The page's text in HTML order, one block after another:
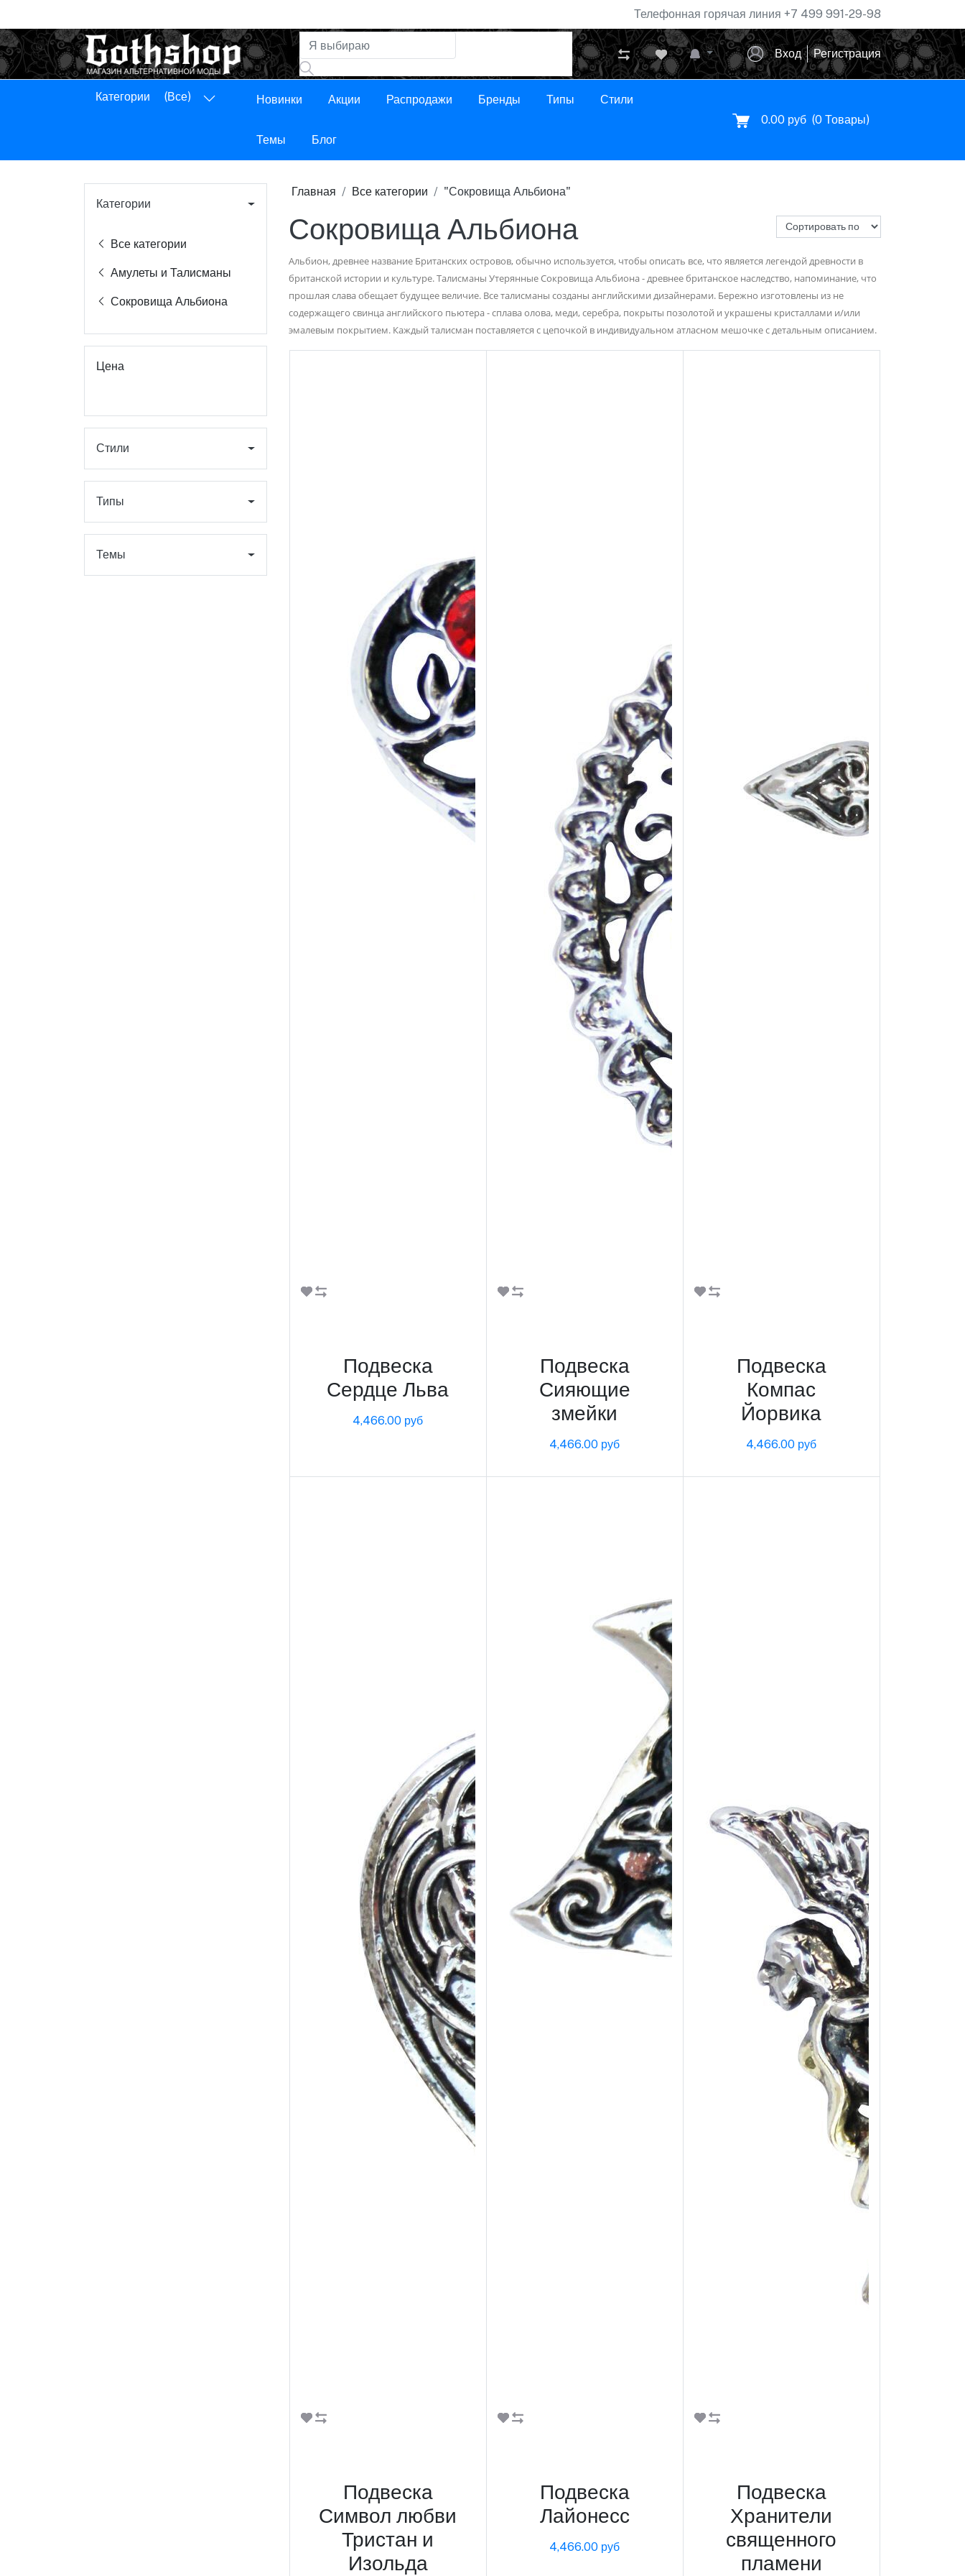
Телефонная горячая линия +7 499 991-29-98
Вход Регистрация
Панель управления
Категории (Все) Новинки Акции Распродажи Бренды Типы Стили
Темы Блог
0.00 руб (0 Товары)
Категории
Все категории
Амулеты и Талисманы
Сокровища Альбиона
Цена
Стили
Типы
Темы
Главная Все категории "Сокровища Альбиона"
Сокровища Альбиона
Альбион, древнее название Британских островов, обычно используется, чтобы описать все, что является легендой древности в
британской истории и культуре. Талисманы Утерянные Сокровища Альбиона - древнее британское наследство, напоминание, что
прошлая слава обещает будущее величие. Все талисманы созданы английскими дизайнерами. Бережно изготовлены из не
содержащего свинца английского пьютера - сплава олова, меди, серебра, покрыты позолотой и украшены кристаллами и/или
эмалевым покрытием. Каждый талисман поставляется с цепочкой в индивидуальном атласном мешочке с детальным описанием.
Подвеска
Сердце Льва
4,466.00 руб
Подвеска
Сияющие
змейки
4,466.00 руб
Подвеска
Компас
Йорвика
4,466.00 руб
Подвеска
Символ любви
Тристан и
Изольда
Подвеска
Лайонесс
4,466.00 руб
Подвеска
Хранители
священного
пламени